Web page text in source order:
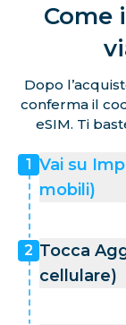
Come
Dopo
conferma il
eSIM. Ti
1 Vai su
mobili)
2 Tocca
cellulare)